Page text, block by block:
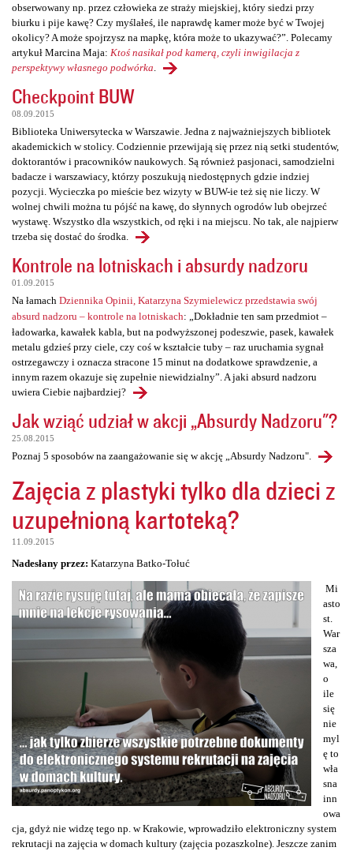
obserwowany np. przez człowieka ze straży miejskiej, który siedzi przy
biurku i pije kawę? Czy myślałeś, ile naprawdę kamer może być w Twojej
okolicy? A może spojrzysz na mapkę, która może to ukazywać?”. Polecamy
artykuł Marcina Maja: Ktoś nasikał pod kamerą, czyli inwigilacja z
perspektywy własnego podwórka
Checkpoint BUW
08.09.2015
Biblioteka Uniwersytecka w Warszawie. Jedna z najważniejszych bibliotek
akademickich w stolicy. Codziennie przewijają się przez nią setki studentów,
doktorantów i pracowników naukowych. Są również pasjonaci, samodzielni
badacze i warszawiacy, którzy poszukują niedostępnych gdzie indziej
pozycji. Wycieczka po mieście bez wizyty w BUW-ie też się nie liczy. W
wolnej chwili można tu pójść na kawę, do słynnych ogrodów lub obejrzeć
wystawę. Wszystko dla wszystkich, od ręki i na miejscu. No tak, ale najpierw
trzeba się dostać do środka.
Kontrole na lotniskach i absurdy nadzoru
01.09.2015
Na łamach Dziennika Opinii, Katarzyna Szymielewicz przedstawia swój
absurd nadzoru – kontrole na lotniskach: „Dokładnie ten sam przedmiot –
ładowarka, kawałek kabla, but na podwyższonej podeszwie, pasek, kawałek
metalu gdzieś przy ciele, czy coś w kształcie tuby – raz uruchamia sygnał
ostrzegawczy i oznacza stracone 15 minut na dodatkowe sprawdzenie, a
innym razem okazuje się zupełnie niewidzialny”. A jaki absurd nadzoru
uwiera Ciebie najbardziej?
Jak wziąć udział w akcji „Absurdy Nadzoru"?
25.08.2015
Poznaj 5 sposobów na zaangażowanie się w akcję „Absurdy Nadzoru".
Zajęcia z plastyki tylko dla dzieci z
uzupełnioną kartoteką?
11.09.2015
Nadesłany przez: Katarzyna Batko-Tołuć
Mi
asto
st.
War
sza
wa,
o
ile
się
nie
myl
ę to
wła
sna
inn
owa
cja, gdyż nie widzę tego np. w Krakowie, wprowadziło elektroniczny system
rekrutacji na zajęcia w domach kultury (zajęcia pozaszkolne). Jeszcze zanim